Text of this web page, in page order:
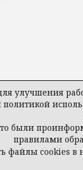
улучшения
политикой
были
правилами
файлы cookies в